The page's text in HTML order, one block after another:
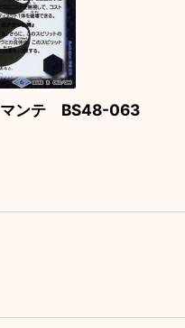
マンテ BS48-063